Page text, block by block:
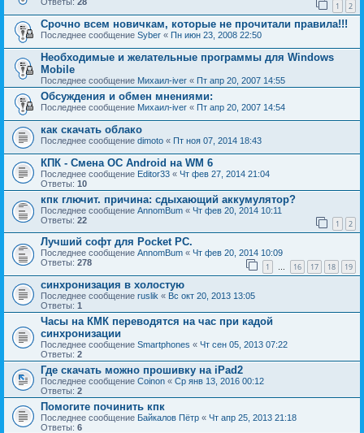
1 2
Срочно всем новичкам, которые не прочитали правила!!!
Последнее сообщение Syber « Пн июн 23, 2008 22:50
Необходимые и желательные программы для Windows
Mobile
Последнее сообщение Михаил-iver « Пт апр 20, 2007 14:55
Обсуждения и обмен мнениями:
Последнее сообщение Михаил-iver « Пт апр 20, 2007 14:54
как скачать облако
Последнее сообщение dimoto « Пт ноя 07, 2014 18:43
КПК - Смена ОС Android на WM 6
Последнее сообщение Editor33 « Чт фев 27, 2014 21:04
Ответы: 10
кпк глючит. причина: сдыхающий аккумулятор?
Последнее сообщение AnnomBum « Чт фев 20, 2014 10:11
Ответы: 22 1 2
Лучший софт для Pocket PC.
Последнее сообщение AnnomBum « Чт фев 20, 2014 10:09
Ответы: 278 1 … 16 17 18 19
синхронизация в холостую
Последнее сообщение ruslik « Вс окт 20, 2013 13:05
Ответы: 1
Часы на КМК переводятся на час при кадой
синхронизации
Последнее сообщение Smartphones « Чт сен 05, 2013 07:22
Ответы: 2
Где скачать можно прошивку на iPad2
Последнее сообщение Coinon « Ср янв 13, 2016 00:12
Ответы: 2
Помогите починить кпк
Последнее сообщение Байкалов Пётр « Чт апр 25, 2013 21:18
Ответы: 6